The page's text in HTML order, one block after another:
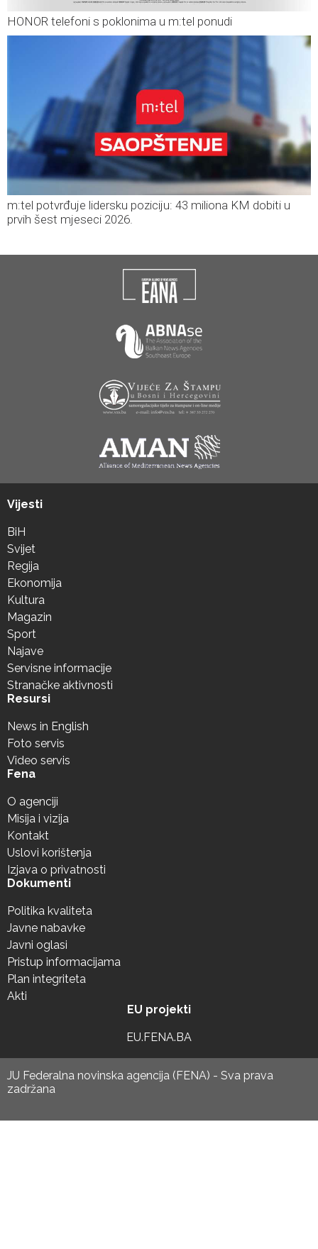
HONOR telefoni s poklonima u m:tel ponudi
m:tel potvrđuje lidersku poziciju: 43 miliona KM dobiti u
prvih šest mjeseci 2026.
Vijesti
BiH
Svijet
Regija
Ekonomija
Kultura
Magazin
Sport
Najave
Servisne informacije
Stranačke aktivnosti
Resursi
News in English
Foto servis
Video servis
Fena
O agenciji
Misija i vizija
Kontakt
Uslovi korištenja
Izjava o privatnosti
Dokumenti
Politika kvaliteta
Javne nabavke
Javni oglasi
Pristup informacijama
Plan integriteta
Akti
EU projekti
EU.FENA.BA
JU Federalna novinska agencija (FENA) - Sva prava
zadržana